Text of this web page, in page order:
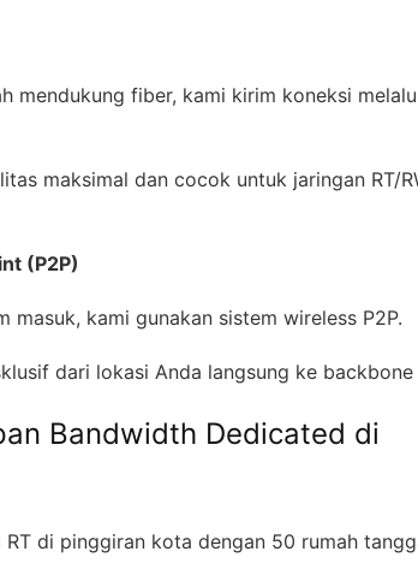
mendukung fiber, kami kirim koneksi
maksimal dan cocok untuk jaringan RT/
(P2P)
masuk, kami gunakan sistem wireless P2P.
dari lokasi Anda langsung ke backbone
Bandwidth Dedicated di
RT di pinggiran kota dengan 50 rumah